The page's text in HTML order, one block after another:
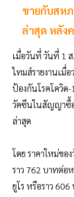
ขายกับสห
ล่าสุด หลัง
เมื่อวันที่ วันที่ 1
ไทมส์รายงานเมื่
ป้องกันโรคโควิด
วัคซีนในสัญญาซื้
ล่าสุด
โดย ราคาใหม่ขอ
ราว 762 บาทต่อ
ยูโร หรือราว